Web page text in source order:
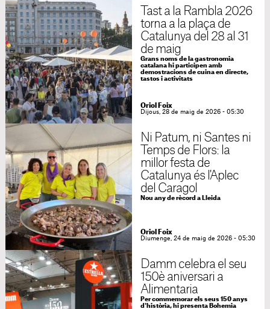
Tast a la Rambla 2026
torna a la plaça de
Catalunya del 28 al 31
de maig
Grans noms de la gastronomia
catalana hi participen amb
demostracions de cuina en directe,
tastos i activitats
Oriol Foix
Dijous, 28 de maig de 2026 - 05:30
Ni Patum, ni Santes ni
Temps de Flors: la
millor festa de
Catalunya és l'Aplec
del Caragol
Nou any de rècord a Lleida
Oriol Foix
Diumenge, 24 de maig de 2026 - 05:30
Damm celebra el seu
150è aniversari a
Alimentaria
Per commemorar els seus 150 anys
d'història, hi presenta Bohemia